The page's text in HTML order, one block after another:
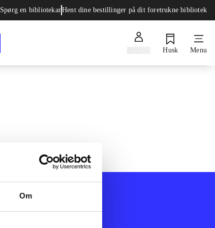
Om
Spørg en bibliotekarHent dine bestillinger på dit foretrukne bibliotek
Husk Menu
Afdelinger